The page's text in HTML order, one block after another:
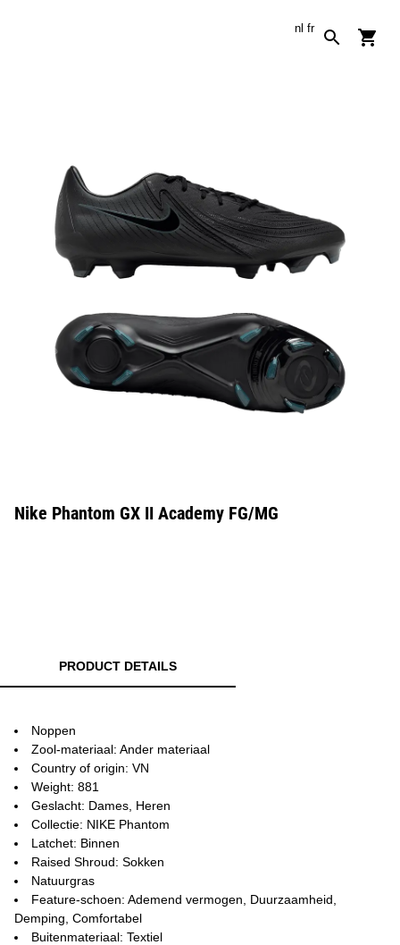
nl fr
Nike Phantom GX II Academy FG/MG
PRODUCT DETAILS
Noppen
Zool-materiaal: Ander materiaal
Country of origin: VN
Weight: 881
Geslacht: Dames, Heren
Collectie: NIKE Phantom
Latchet: Binnen
Raised Shroud: Sokken
Natuurgras
Feature-schoen: Ademend vermogen, Duurzaamheid,
Demping, Comfortabel
Buitenmateriaal: Textiel